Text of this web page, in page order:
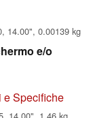
14.00", 0.00139 kg
e/o
e Specifiche
14.00", 1.46 kg